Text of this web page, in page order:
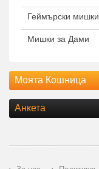
Геймърски мишки
Мишки за Дами
Моята Кошница
Анкета